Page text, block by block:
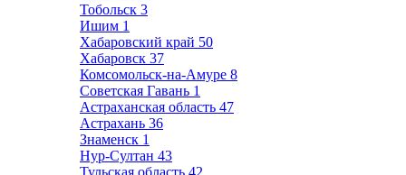
Тобольск 3
Ишим 1
Хабаровский край 50
Хабаровск 37
Комсомольск-на-Амуре 8
Советская Гавань 1
Астраханская область 47
Астрахань 36
Знаменск 1
Нур-Султан 43
Тульская область 42